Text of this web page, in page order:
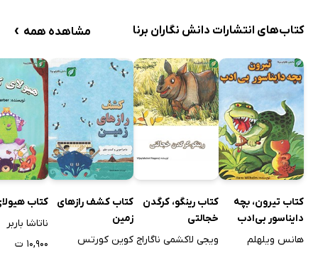
کتاب‌های انتشارات دانش نگاران برنا مشاهده همه ›
کتاب تیرون، بچه
دایناسور بی‌ادب
هانس ویلهلم
کتاب رینگو، کرگدن
خجالتی
ویجی لاکشمی ناگاراج
کتاب کشف رازهای
زمین
کوین کورتس
کتاب
ناتاشا باربر
۱۰,۹۰۰ ت